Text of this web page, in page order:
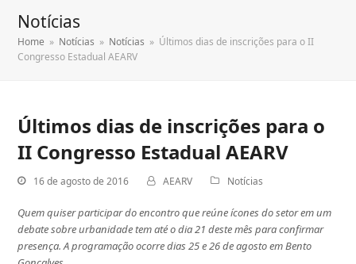
Notícias
Home » Notícias » Notícias » Últimos dias de inscrições para o II
Congresso Estadual AEARV
Últimos dias de inscrições para o
II Congresso Estadual AEARV
16 de agosto de 2016 AEARV Notícias
Quem quiser participar do encontro que reúne ícones do setor em um
debate sobre urbanidade tem até o dia 21 deste mês para confirmar
presença. A programação ocorre dias 25 e 26 de agosto em Bento